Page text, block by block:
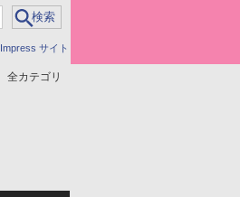
Impress サイト
全カテゴリ